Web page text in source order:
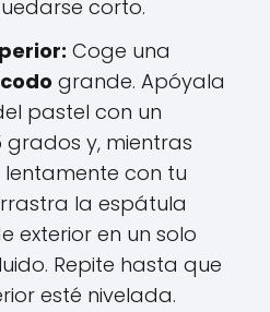
corto.
Coge una
grande. Apóyala
pastel con un
y, mientras
con tu
la espátula
exterior en un solo
Repite hasta que
esté nivelada.